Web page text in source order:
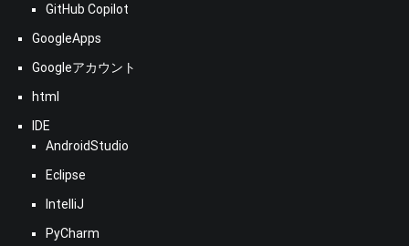
GitHub Copilot
GoogleApps
Googleアカウント
html
IDE
AndroidStudio
Eclipse
IntelliJ
PyCharm